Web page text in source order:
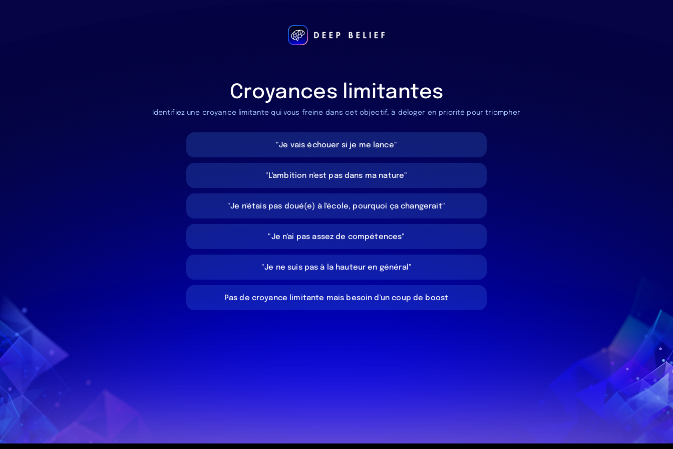
Croyances limitantes
Identifiez une croyance limitante qui vous freine dans cet objectif, à déloger en priorité pour triompher
"Je vais échouer si je me lance"
"L'ambition n'est pas dans ma nature"
"Je n'étais pas doué(e) à l'école, pourquoi ça changerait"
"Je n'ai pas assez de compétences"
"Je ne suis pas à la hauteur en général"
Pas de croyance limitante mais besoin d'un coup de boost